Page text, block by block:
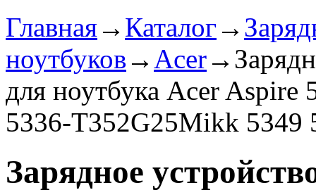
Главная→ Каталог →
ноутбуков → Acer→
для ноутбука Acer
5336-T352G25Mikk 5349
Зарядное